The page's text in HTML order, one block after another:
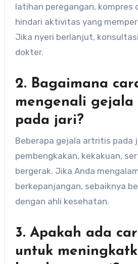
latihan peregangan, kompres
hindari aktivitas yang
Jika nyeri berlanjut,
dokter.
2. Bagaimana
mengenali
pada jari?
Beberapa gejala artritis pada
pembengkakan, kekakuan,
bergerak. Jika Anda
berkepanjangan, sebaiknya
dengan ahli kesehatan.
3. Apakah ada
untuk